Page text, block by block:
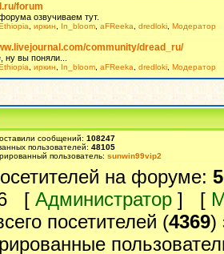
forum
озвучиваем тут.
иркин In_bloom aFReeka dredloki Модератор
community/dread_ru/
ну вы поняли...
иркин In_bloom aFReeka dredloki Модератор
сообщений: 108247
пользователей: 48105
пользователь: sunwin99vip2
на форуме:
[ Администратор ] [
посетителей (4369)